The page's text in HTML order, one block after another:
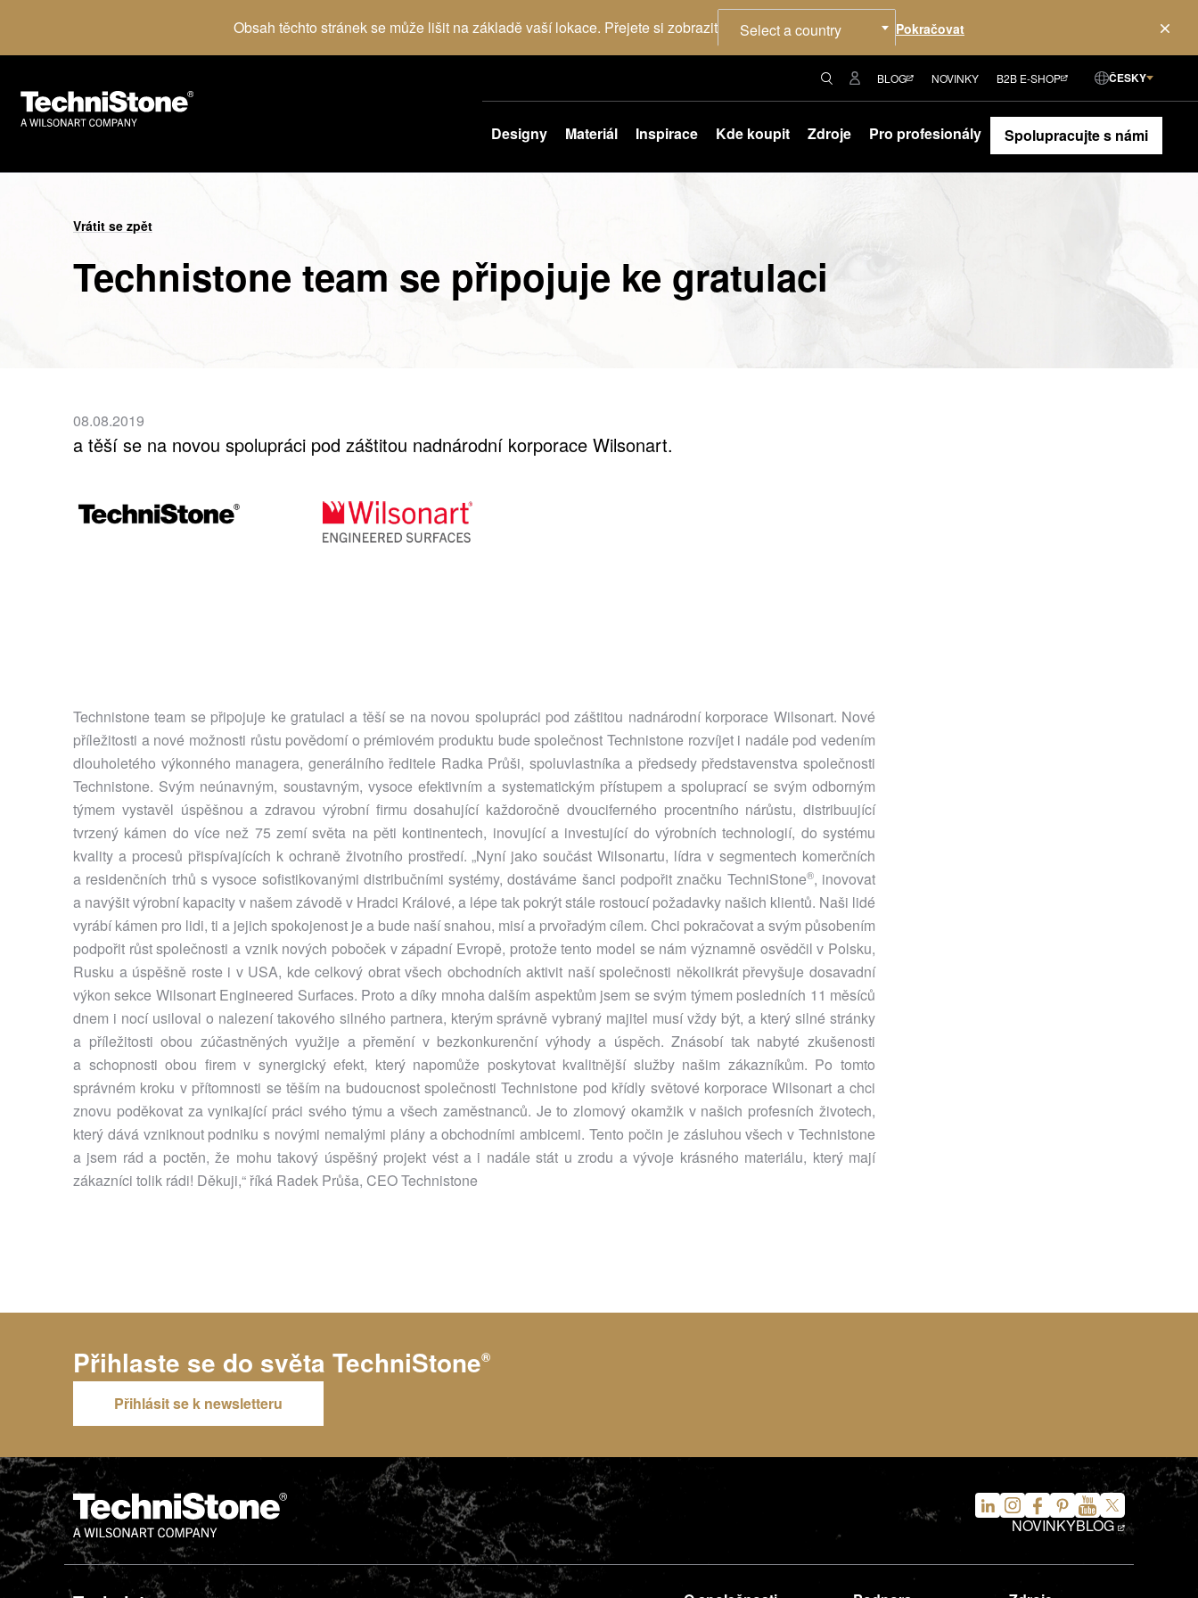
Obsah těchto stránek se může lišit na základě vaší lokace. Přejete si zobrazit Select a country
BLOG NOVINKY B2B E-SHOP ČESKY
Designy Materiál Inspirace Kde koupit Zdroje Pro profesionály Spolupracujte s námi
Vrátit se zpět
Technistone team se připojuje ke gratulaci
08.08.2019
a těší se na novou spolupráci pod záštitou nadnárodní korporace Wilsonart.
Technistone team se připojuje ke gratulaci a těší se na novou spolupráci pod záštitou nadnárodní korporace Wilsonart. Nové
příležitosti a nové možnosti růstu povědomí o prémiovém produktu bude společnost Technistone rozvíjet i nadále pod vedením
dlouholetého výkonného managera, generálního ředitele Radka Průši, spoluvlastníka a předsedy představenstva společnosti
Technistone. Svým neúnavným, soustavným, vysoce efektivním a systematickým přístupem a spoluprací se svým odborným
týmem vystavěl úspěšnou a zdravou výrobní firmu dosahující každoročně dvouciferného procentního nárůstu, distribuující
tvrzený kámen do více než 75 zemí světa na pěti kontinentech, inovující a investující do výrobních technologií, do systému
kvality a procesů přispívajících k ochraně životního prostředí. „Nyní jako součást Wilsonartu, lídra v segmentech komerčních
a residenčních trhů s vysoce sofistikovanými distribučními systémy, dostáváme šanci podpořit značku TechniStone®, inovovat
a navýšit výrobní kapacity v našem závodě v Hradci Králové, a lépe tak pokrýt stále rostoucí požadavky našich klientů. Naši lidé
vyrábí kámen pro lidi, ti a jejich spokojenost je a bude naší snahou, misí a prvořadým cílem. Chci pokračovat a svým působením
podpořit růst společnosti a vznik nových poboček v západní Evropě, protože tento model se nám významně osvědčil v Polsku,
Rusku a úspěšně roste i v USA, kde celkový obrat všech obchodních aktivit naší společnosti několikrát převyšuje dosavadní
výkon sekce Wilsonart Engineered Surfaces. Proto a díky mnoha dalším aspektům jsem se svým týmem posledních 11 měsíců
dnem i nocí usiloval o nalezení takového silného partnera, kterým správně vybraný majitel musí vždy být, a který silné stránky
a příležitosti obou zúčastněných využije a přemění v bezkonkurenční výhody a úspěch. Znásobí tak nabyté zkušenosti
a schopnosti obou firem v synergický efekt, který napomůže poskytovat kvalitnější služby našim zákazníkům. Po tomto
správném kroku v přítomnosti se těším na budoucnost společnosti Technistone pod křídly světové korporace Wilsonart a chci
znovu poděkovat za vynikající práci svého týmu a všech zaměstnanců. Je to zlomový okamžik v našich profesních životech,
který dává vzniknout podniku s novými nemalými plány a obchodními ambicemi. Tento počin je zásluhou všech v Technistone
a jsem rád a poctěn, že mohu takový úspěšný projekt vést a i nadále stát u zrodu a vývoje krásného materiálu, který mají
zákazníci tolik rádi! Děkuji,“ říká Radek Průša, CEO Technistone
Přihlaste se do světa TechniStone®
Přihlásit se k newsletteru
NOVINKYBLOG